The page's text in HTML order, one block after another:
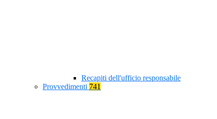
Recapiti dell'ufficio responsabile
Provvedimenti 741